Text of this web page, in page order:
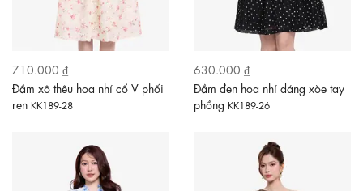
710.000 ₫
Đầm xô thêu hoa nhí cổ V phối
ren KK189-28
630.000 ₫
Đầm đen hoa nhí dáng xòe tay
phồng KK189-26